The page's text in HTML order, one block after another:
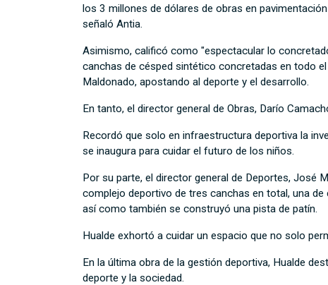
los 3 millones de dólares de obras en
señaló Antia.
Asimismo, calificó como "espectacular lo
canchas de césped sintético concretadas en todo
Maldonado, apostando al deporte y el desarrollo.
En tanto, el director general de Obras, Darío
Recordó que solo en infraestructura deportiva la
se inaugura para cuidar el futuro de los niños.
Por su parte, el director general de Deportes, José
complejo deportivo de tres canchas en total, una
así como también se construyó una pista de patín.
Hualde exhortó a cuidar un espacio que no solo
En la última obra de la gestión deportiva, Hualde
deporte y la sociedad.